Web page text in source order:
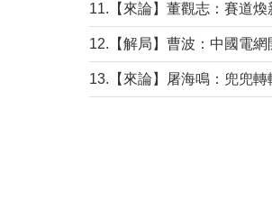
11.【來論】董觀志：賽道